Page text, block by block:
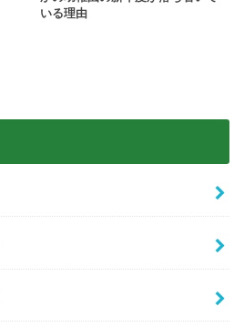
いる理由